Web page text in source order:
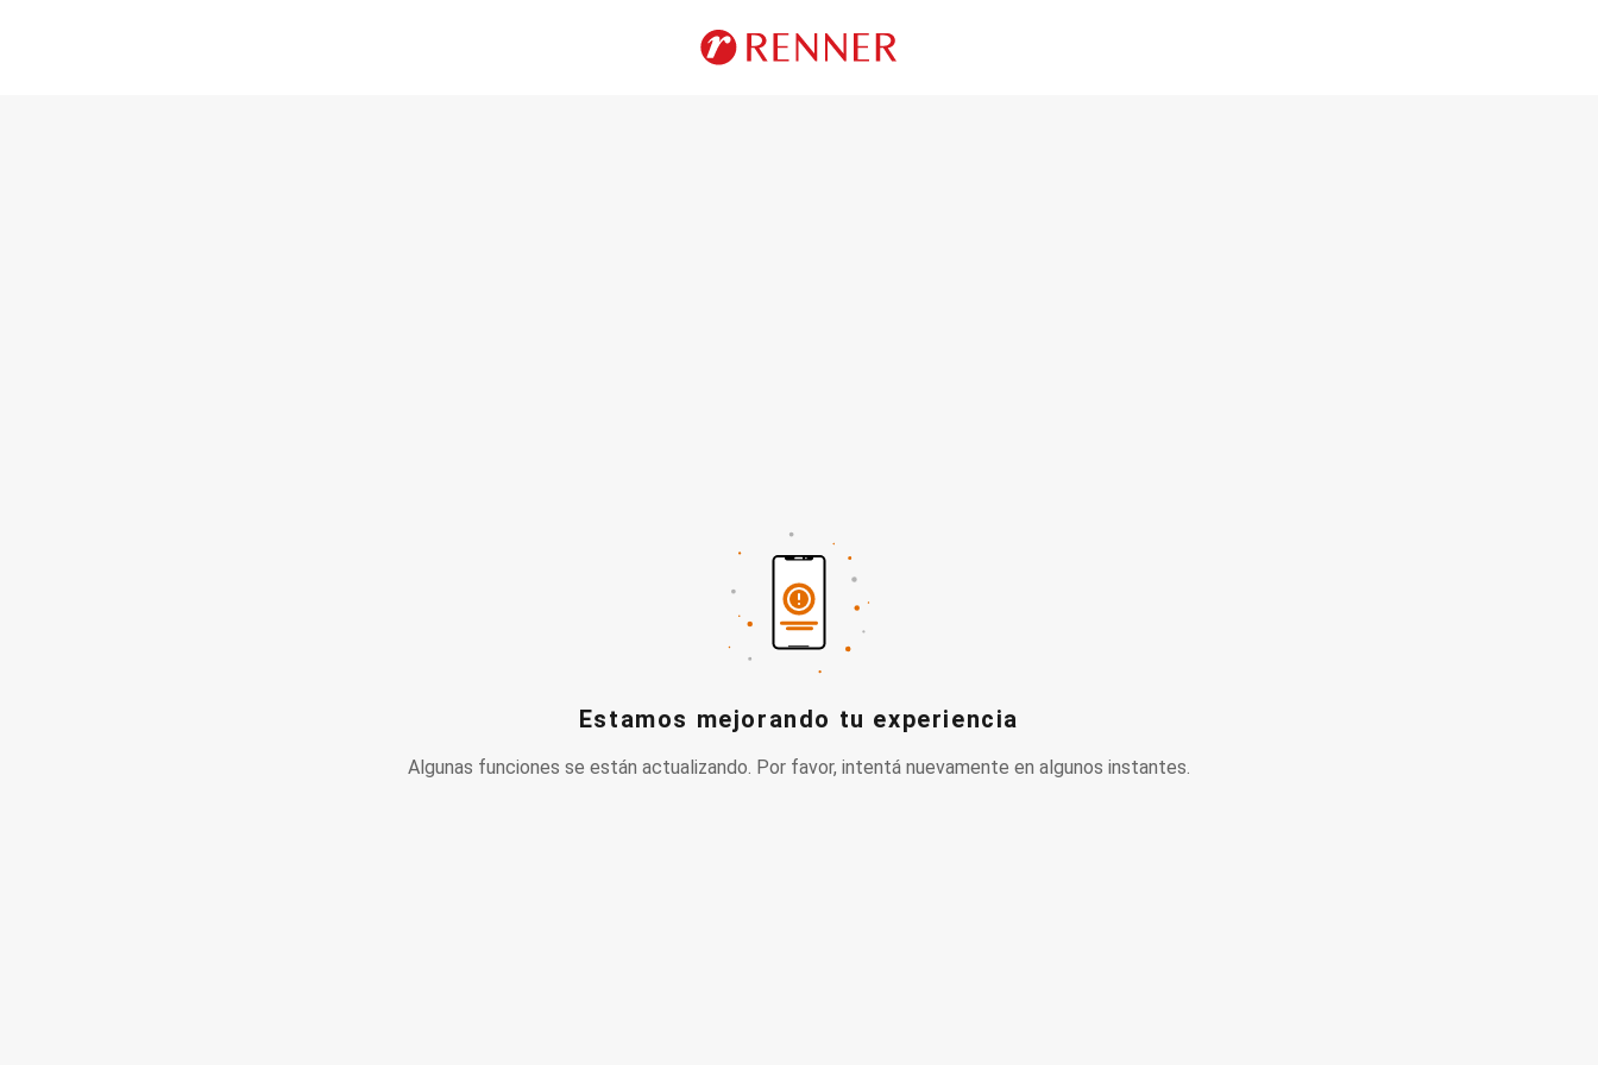
Estamos mejorando tu experiencia
Algunas funciones se están actualizando. Por favor, intentá nuevamente en algunos instantes.